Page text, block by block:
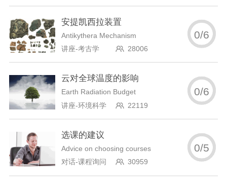
安提凯西拉装置
Antikythera Mechanism
讲座-考古学
28006
0/6
云对全球温度的影响
Earth Radiation Budget
讲座-环境科学
22119
0/6
选课的建议
Advice on choosing courses
对话-课程询问
30959
0/5